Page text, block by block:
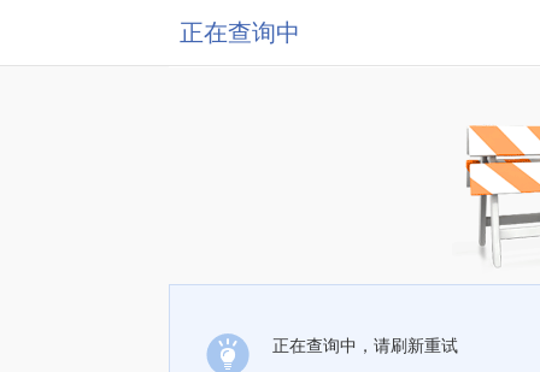
正在查询中
正在查询中，请刷新重试